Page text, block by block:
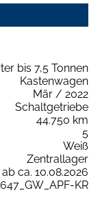
bis 7,5 Tonnen
Kastenwagen
Mär / 2022
Schaltgetriebe
44.750 km
5
Weiß
Zentrallager
ab ca. 10.08.2026
KR